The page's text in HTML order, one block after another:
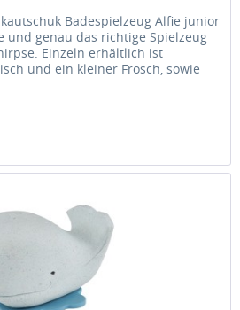
Badespielzeug Alfie junior
und genau das richtige Spielzeug
Einzeln erhältlich ist
und ein kleiner Frosch, sowie